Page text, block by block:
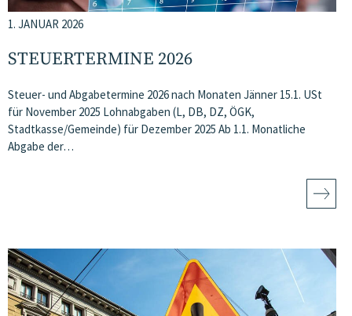
1. JANUAR 2026
STEUERTERMINE 2026
Steuer- und Abgabetermine 2026 nach Monaten Jänner 15.1. USt
für November 2025 Lohnabgaben (L, DB, DZ, ÖGK,
Stadtkasse/Gemeinde) für Dezember 2025 Ab 1.1. Monatliche
Abgabe der…